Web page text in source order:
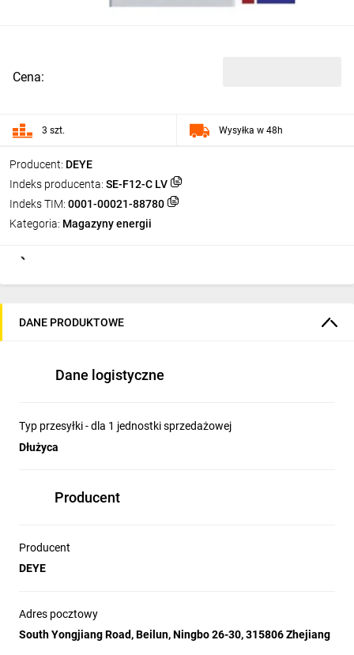
Producent: DEYE
Indeks producenta: SE-F12-C LV
Indeks TIM: 0001-00021-88780
Kategoria: Magazyny energii
Cena:
3 szt. Wysyłka w 48h
DANE PRODUKTOWE
Dane logistyczne
Typ przesyłki - dla 1 jednostki sprzedażowej
Dłużyca
Producent
Producent
DEYE
Adres pocztowy
South Yongjiang Road, Beilun, Ningbo 26-30, 315806 Zhejiang